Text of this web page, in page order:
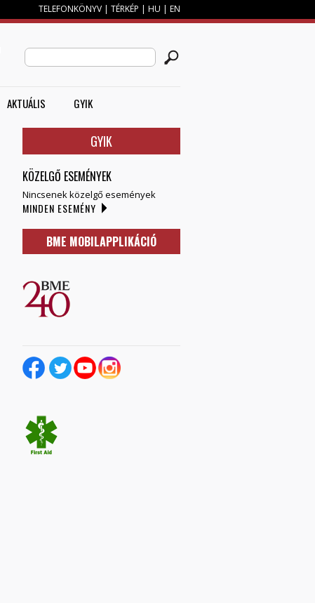
TELEFONKÖNYV | TÉRKÉP | HU | EN
KERESÉS ŰRLAP
AKTUÁLIS GYIK
GYIK
KÖZELGŐ ESEMÉNYEK
Nincsenek közelgő események
MINDEN ESEMÉNY
BME MOBILAPPLIKÁCIÓ